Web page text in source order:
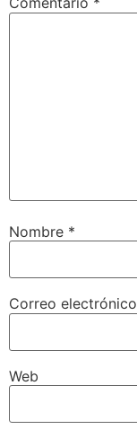
Nombre *
Correo electrónico
Web